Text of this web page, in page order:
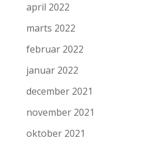
april 2022
marts 2022
februar 2022
januar 2022
december 2021
november 2021
oktober 2021